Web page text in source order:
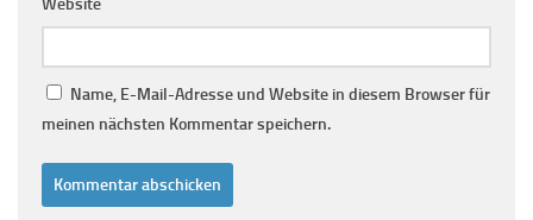
Website
Name, E-Mail-Adresse und Website in diesem Browser für
meinen nächsten Kommentar speichern.